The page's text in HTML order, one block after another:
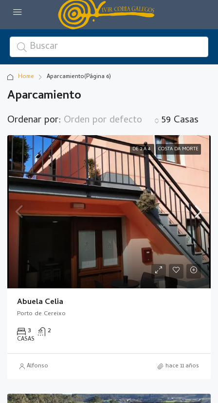
Home Aparcamiento(Página 6)
Aparcamiento
59 Casas
Ordenar por: Orden por defecto
DE 2 A 4 COSTA DA MORTE
Abuela Celia
Porto de Cereixo
3 2
CASAS
Alfonso hace 11 años